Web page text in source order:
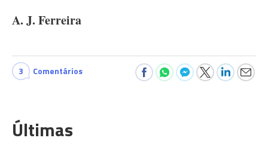
A. J. Ferreira
3 Comentários
Últimas